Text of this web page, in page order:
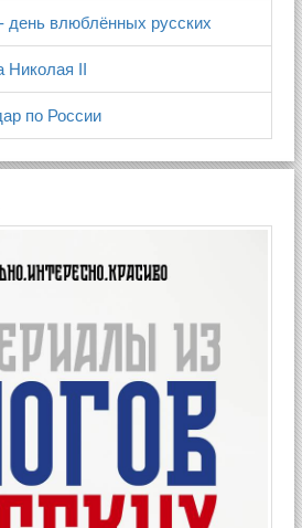
день влюблённых русских
Николая II
по России